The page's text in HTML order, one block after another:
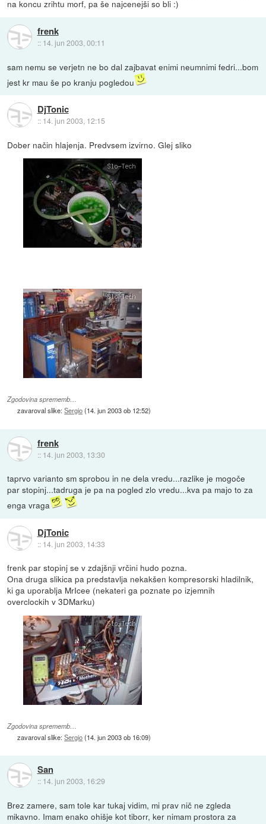
na koncu zrihtu morf, pa še najcenejši so bli :)
frenk
:: 14. jun 2003, 00:11
sam nemu se verjetn ne bo dal zajbavat enimi neumnimi fedri...bom
jest kr mau še po kranju pogledou
DjTonic
:: 14. jun 2003, 12:15
Dober način hlajenja. Predvsem izvirno. Glej sliko
Zgodovina sprememb…
zavaroval slike:Sergio(14. jun 2003 ob 12:52)
frenk
:: 14. jun 2003, 13:30
taprvo varianto sm sprobou in ne dela vredu...razlike je mogoče
par stopinj...tadruga je pa na pogled zlo vredu...kva pa majo to za
enga vraga
DjTonic
:: 14. jun 2003, 14:33
frenk par stopinj se v zdajšnji vrčini hudo pozna.
Ona druga slikica pa predstavlja nekakšen kompresorski hladilnik,
ki ga uporablja MrIcee (nekateri ga poznate po izjemnih
overclockih v 3DMarku)
Zgodovina sprememb…
zavaroval slike:Sergio(14. jun 2003 ob 16:09)
San
:: 14. jun 2003, 16:29
Brez zamere, sam tole kar tukaj vidim, mi prav nič ne zgleda
mikavno. Imam enako ohišje kot tiborr, ker nimam prostora za